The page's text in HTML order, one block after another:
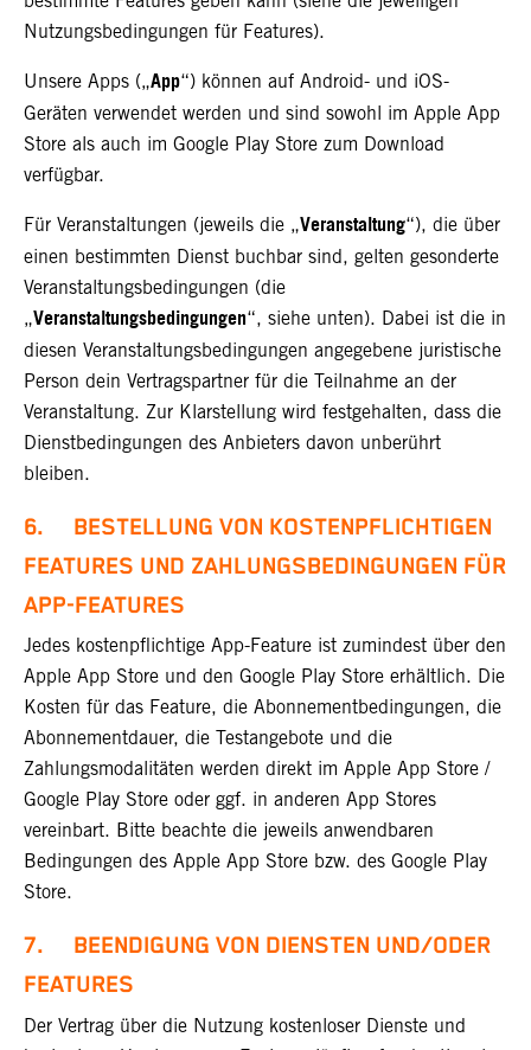
Nutzungsbedingungen für Features).
Unsere Apps („App“) können auf Android- und iOS-
Geräten verwendet werden und sind sowohl im Apple App
Store als auch im Google Play Store zum Download
verfügbar.
Für Veranstaltungen (jeweils die „Veranstaltung“), die über
einen bestimmten Dienst buchbar sind, gelten gesonderte
Veranstaltungsbedingungen (die
„Veranstaltungsbedingungen“, siehe unten). Dabei ist die in
diesen Veranstaltungsbedingungen angegebene juristische
Person dein Vertragspartner für die Teilnahme an der
Veranstaltung. Zur Klarstellung wird festgehalten, dass die
Dienstbedingungen des Anbieters davon unberührt
bleiben.
6. BESTELLUNG VON KOSTENPFLICHTIGEN
FEATURES UND ZAHLUNGSBEDINGUNGEN FÜR
APP-FEATURES
Jedes kostenpflichtige App-Feature ist zumindest über den
Apple App Store und den Google Play Store erhältlich. Die
Kosten für das Feature, die Abonnementbedingungen, die
Abonnementdauer, die Testangebote und die
Zahlungsmodalitäten werden direkt im Apple App Store /
Google Play Store oder ggf. in anderen App Stores
vereinbart. Bitte beachte die jeweils anwendbaren
Bedingungen des Apple App Store bzw. des Google Play
Store.
7. BEENDIGUNG VON DIENSTEN UND/ODER
FEATURES
Der Vertrag über die Nutzung kostenloser Dienste und